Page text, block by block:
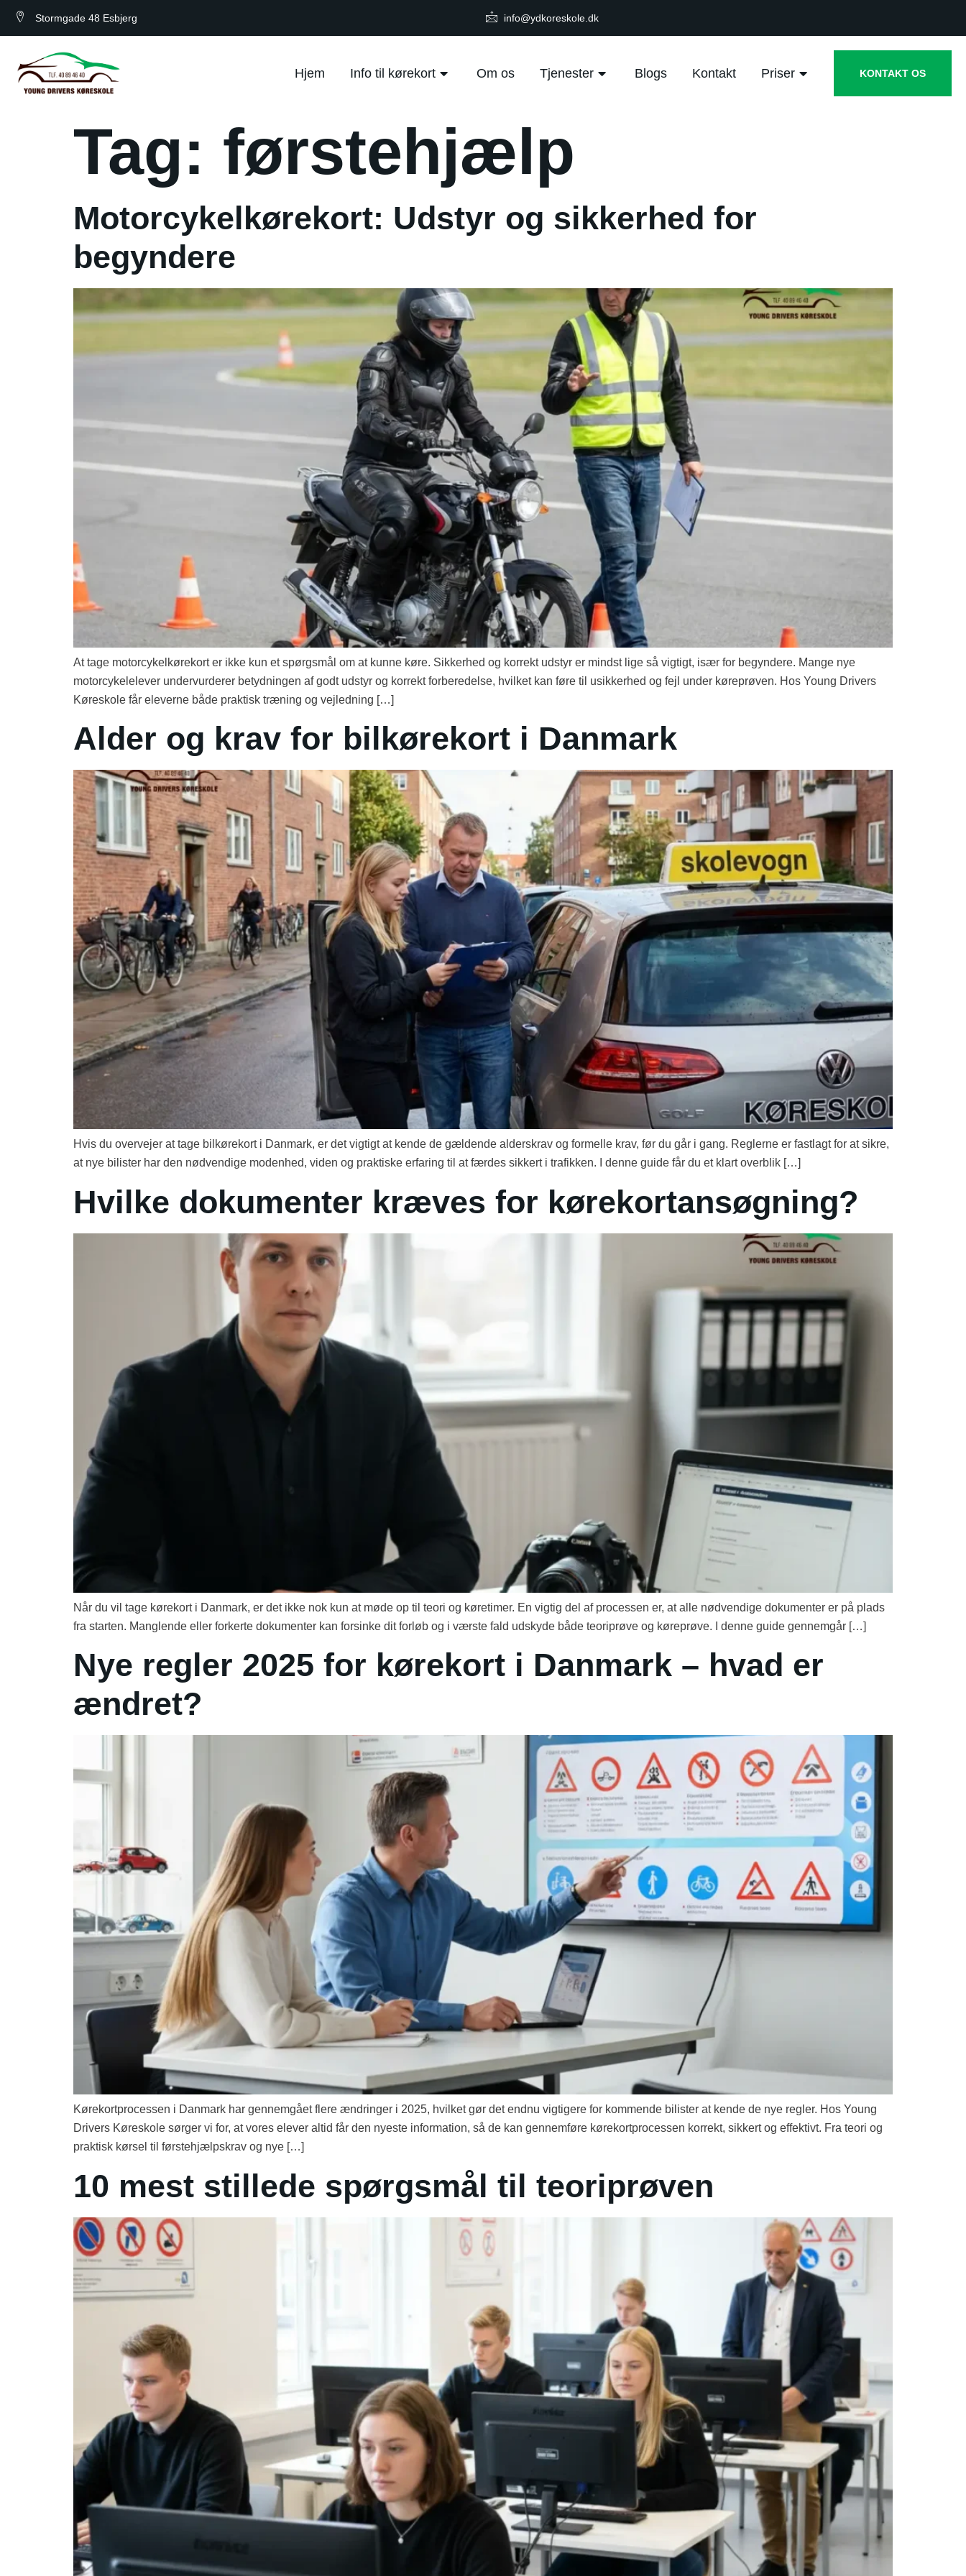
Stormgade 48 Esbjerg info@ydkoreskole.dk
Hjem Info til kørekort Om os Tjenester Blogs Kontakt Priser KONTAKT OS
Tag: førstehjælp
Motorcykelkørekort: Udstyr og sikkerhed for
begyndere
At tage motorcykelkørekort er ikke kun et spørgsmål om at kunne køre. Sikkerhed og korrekt udstyr er mindst lige så vigtigt, især for begyndere. Mange nye
motorcykelelever undervurderer betydningen af godt udstyr og korrekt forberedelse, hvilket kan føre til usikkerhed og fejl under køreprøven. Hos Young Drivers
Køreskole får eleverne både praktisk træning og vejledning […]
Alder og krav for bilkørekort i Danmark
Hvis du overvejer at tage bilkørekort i Danmark, er det vigtigt at kende de gældende alderskrav og formelle krav, før du går i gang. Reglerne er fastlagt for at sikre,
at nye bilister har den nødvendige modenhed, viden og praktiske erfaring til at færdes sikkert i trafikken. I denne guide får du et klart overblik […]
Hvilke dokumenter kræves for kørekortansøgning?
Når du vil tage kørekort i Danmark, er det ikke nok kun at møde op til teori og køretimer. En vigtig del af processen er, at alle nødvendige dokumenter er på plads
fra starten. Manglende eller forkerte dokumenter kan forsinke dit forløb og i værste fald udskyde både teoriprøve og køreprøve. I denne guide gennemgår […]
Nye regler 2025 for kørekort i Danmark – hvad er
ændret?
Kørekortprocessen i Danmark har gennemgået flere ændringer i 2025, hvilket gør det endnu vigtigere for kommende bilister at kende de nye regler. Hos Young
Drivers Køreskole sørger vi for, at vores elever altid får den nyeste information, så de kan gennemføre kørekortprocessen korrekt, sikkert og effektivt. Fra teori og
praktisk kørsel til førstehjælpskrav og nye […]
10 mest stillede spørgsmål til teoriprøven